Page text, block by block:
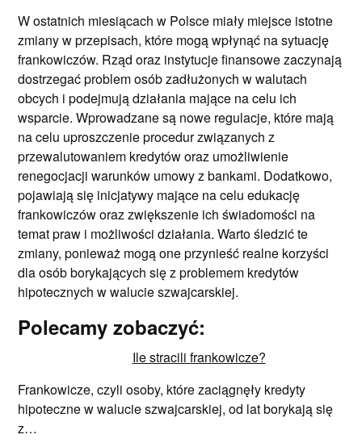
W ostatnich miesiącach w Polsce miały miejsce istotne
zmiany w przepisach, które mogą wpłynąć na sytuację
frankowiczów. Rząd oraz instytucje finansowe zaczynają
dostrzegać problem osób zadłużonych w walutach
obcych i podejmują działania mające na celu ich
wsparcie. Wprowadzane są nowe regulacje, które mają
na celu uproszczenie procedur związanych z
przewalutowaniem kredytów oraz umożliwienie
renegocjacji warunków umowy z bankami. Dodatkowo,
pojawiają się inicjatywy mające na celu edukację
frankowiczów oraz zwiększenie ich świadomości na
temat praw i możliwości działania. Warto śledzić te
zmiany, ponieważ mogą one przynieść realne korzyści
dla osób borykających się z problemem kredytów
hipotecznych w walucie szwajcarskiej.
Polecamy zobaczyć:
Ile stracili frankowicze?
Frankowicze, czyli osoby, które zaciągnęły kredyty
hipoteczne w walucie szwajcarskiej, od lat borykają się
z…